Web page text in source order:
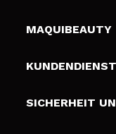
MAQUIBEAUTY
Über uns
KUNDENDIENST
Liefer- und
SICHERHEIT